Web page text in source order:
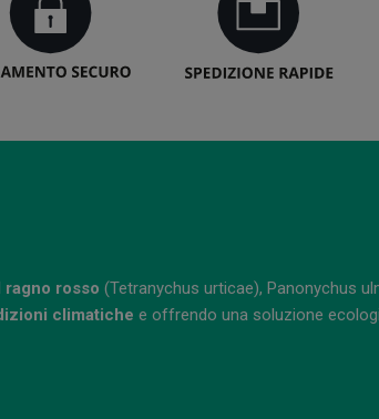
rosso (Tetranychus urticae), Panonychus
climatiche e offrendo una soluzione